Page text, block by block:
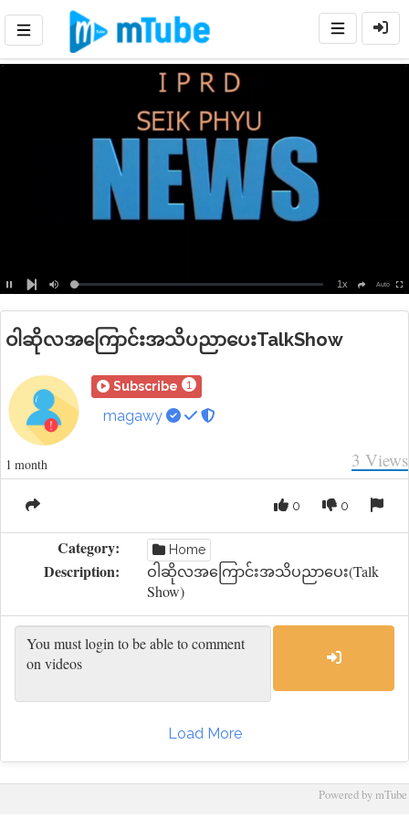
Pause
Next
Mute Loaded:
2.56%
1xPlayback
Rate
Auto
ဝါဆိုလအကြောင်းအသိပညာပေးTalkShow
Subscribe 1
magawy
1 month 3 Views
0
0
Category: Home
Description:
ဝါဆိုလအကြောင်းအသိပညာပေး(Talk
Show)
Load More
Powered by mTube